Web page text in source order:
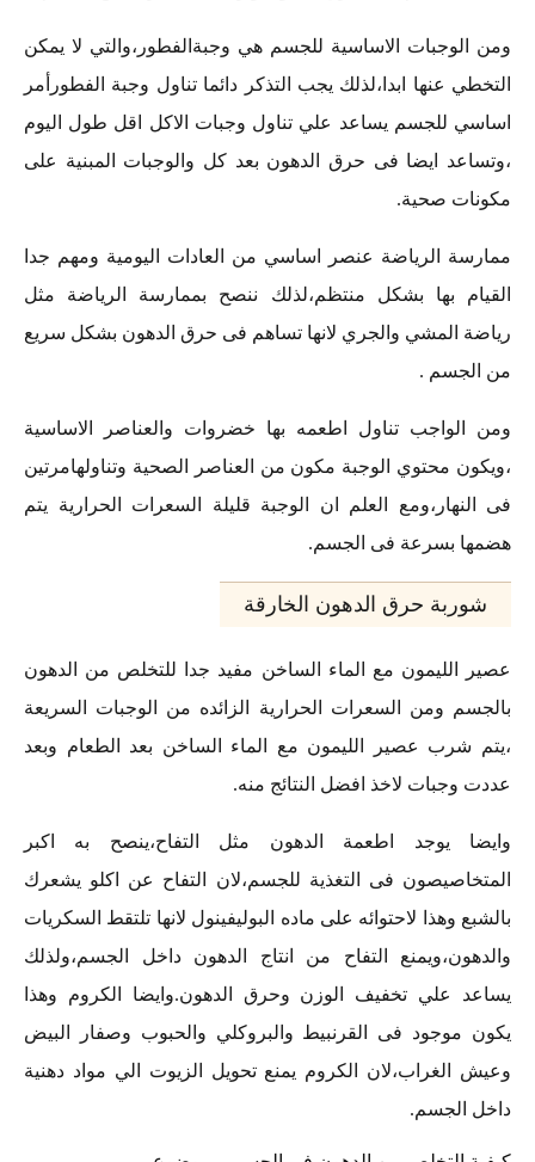
ومن الوجبات الاساسية للجسم هي وجبةالفطور،والتي لا يمكن
التخطي عنها ابدا،لذلك يجب التذكر دائما تناول وجبة الفطورأمر
اساسي للجسم يساعد علي تناول وجبات الاكل اقل طول اليوم
،وتساعد ايضا فى حرق الدهون بعد كل والوجبات المبنية على
مكونات صحية.
ممارسة الرياضة عنصر اساسي من العادات اليومية ومهم جدا
القيام بها بشكل منتظم،لذلك ننصح بممارسة الرياضة مثل
رياضة المشي والجري لانها تساهم فى حرق الدهون بشكل سريع
من الجسم .
ومن الواجب تناول اطعمه بها خضروات والعناصر الاساسية
،ويكون محتوي الوجبة مكون من العناصر الصحية وتناولهامرتين
فى النهار،ومع العلم ان الوجبة قليلة السعرات الحرارية يتم
هضمها بسرعة فى الجسم.
شوربة حرق الدهون الخارقة
عصير الليمون مع الماء الساخن مفيد جدا للتخلص من الدهون
بالجسم ومن السعرات الحرارية الزائده من الوجبات السريعة
،يتم شرب عصير الليمون مع الماء الساخن بعد الطعام وبعد
عددت وجبات لاخذ افضل النتائج منه.
وايضا يوجد اطعمة الدهون مثل التفاح،ينصح به اكبر
المتخاصيصون فى التغذية للجسم،لان التفاح عن اكلو يشعرك
بالشبع وهذا لاحتوائه على ماده البوليفينول لانها تلتقط السكريات
والدهون،ويمنع التفاح من انتاج الدهون داخل الجسم،ولذلك
يساعد علي تخفيف الوزن وحرق الدهون.وايضا الكروم وهذا
يكون موجود فى القرنبيط والبروكلي والحبوب وصفار البيض
وعيش الغراب،لان الكروم يمنع تحويل الزيوت الي مواد دهنية
داخل الجسم.